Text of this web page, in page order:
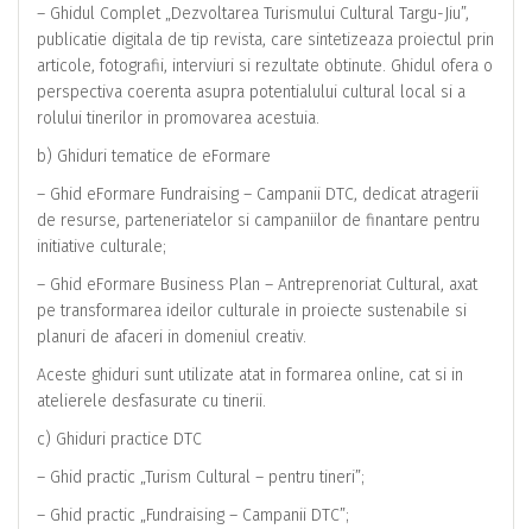
– Ghidul Complet „Dezvoltarea Turismului Cultural Targu-Jiu”,
publicatie digitala de tip revista, care sintetizeaza proiectul prin
articole, fotografii, interviuri si rezultate obtinute. Ghidul ofera o
perspectiva coerenta asupra potentialului cultural local si a
rolului tinerilor in promovarea acestuia.
b) Ghiduri tematice de eFormare
– Ghid eFormare Fundraising – Campanii DTC, dedicat atragerii
de resurse, parteneriatelor si campaniilor de finantare pentru
initiative culturale;
– Ghid eFormare Business Plan – Antreprenoriat Cultural, axat
pe transformarea ideilor culturale in proiecte sustenabile si
planuri de afaceri in domeniul creativ.
Aceste ghiduri sunt utilizate atat in formarea online, cat si in
atelierele desfasurate cu tinerii.
c) Ghiduri practice DTC
– Ghid practic „Turism Cultural – pentru tineri”;
– Ghid practic „Fundraising – Campanii DTC”;